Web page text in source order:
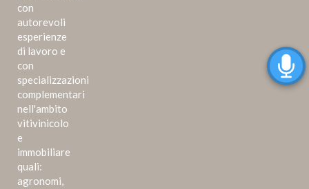
con
autorevoli
esperienze
di lavoro e
con
specializzazioni
complementari
nell'ambito
vitivinicolo
e
immobiliare
quali:
agronomi,